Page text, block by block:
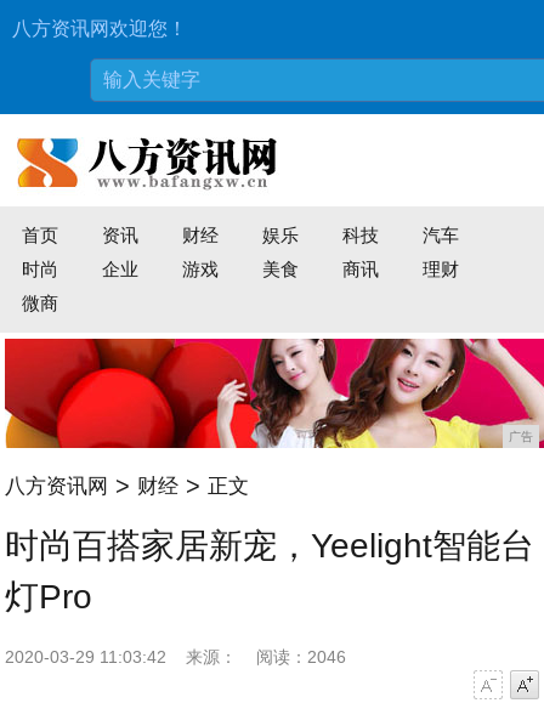
八方资讯网欢迎您！
首页 资讯 财经 娱乐 科技
汽车
时尚
企业 游戏 美食 商讯
理财
微商
广告
八方资讯网 > 财经 > 正文
时尚百搭家居新宠，Yeelight智能台
灯Pro
2020-03-29 11:03:42 来源：
阅读：2046